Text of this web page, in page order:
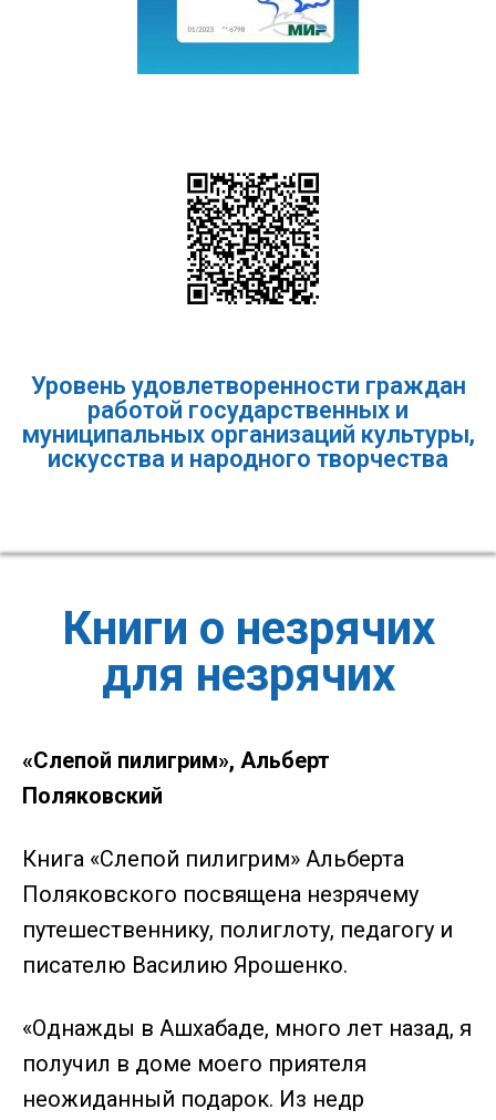
Уровень удовлетворенности граждан
работой государственных и
муниципальных организаций культуры,
искусства и народного творчества
Книги о незрячих
для незрячих
«Слепой пилигрим», Альберт
Поляковский
Книга «Слепой пилигрим» Альберта
Поляковского посвящена незрячему
путешественнику, полиглоту, педагогу и
писателю Василию Ярошенко.
«Однажды в Ашхабаде, много лет назад, я
получил в доме моего приятеля
неожиданный подарок. Из недр